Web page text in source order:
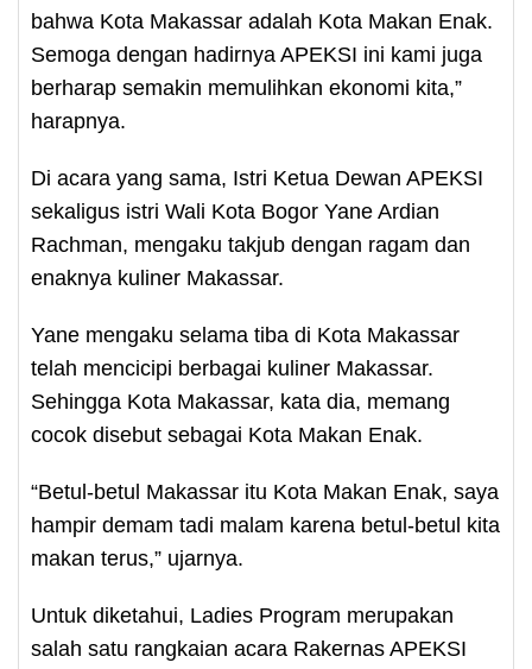
bahwa Kota Makassar adalah Kota Makan Enak.
Semoga dengan hadirnya APEKSI ini kami juga
berharap semakin memulihkan ekonomi kita,”
harapnya.
Di acara yang sama, Istri Ketua Dewan APEKSI
sekaligus istri Wali Kota Bogor Yane Ardian
Rachman, mengaku takjub dengan ragam dan
enaknya kuliner Makassar.
Yane mengaku selama tiba di Kota Makassar
telah mencicipi berbagai kuliner Makassar.
Sehingga Kota Makassar, kata dia, memang
cocok disebut sebagai Kota Makan Enak.
“Betul-betul Makassar itu Kota Makan Enak, saya
hampir demam tadi malam karena betul-betul kita
makan terus,” ujarnya.
Untuk diketahui, Ladies Program merupakan
salah satu rangkaian acara Rakernas APEKSI